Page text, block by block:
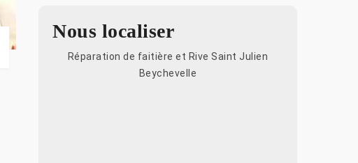
Nous localiser
Réparation de faitière et Rive Saint Julien
Beychevelle